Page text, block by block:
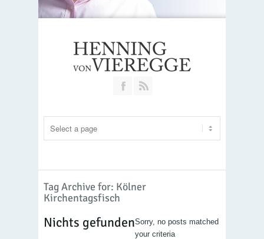
Join our Facebook Group
Tag Archive for: Kölner
Kirchentagsfisch
Nichts gefundenSorry, no posts matched
your criteria